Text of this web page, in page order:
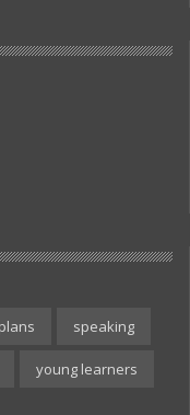
plans speaking
young learners